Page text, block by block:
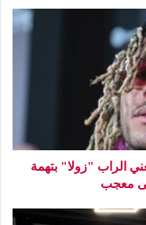
الراب "زولا" بتهمة
معجب